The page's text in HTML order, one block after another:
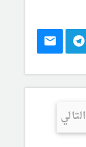
التالي